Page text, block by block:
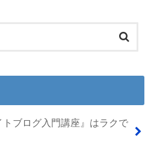
トブログ入門講座』はラクで